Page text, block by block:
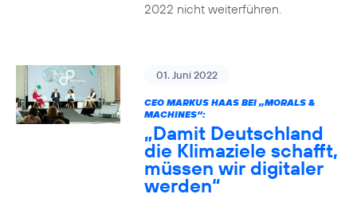
2022 nicht weiterführen.
01. Juni 2022
CEO MARKUS HAAS BEI „MORALS &
MACHINES“:
„Damit Deutschland
die Klimaziele schafft,
müssen wir digitaler
werden“